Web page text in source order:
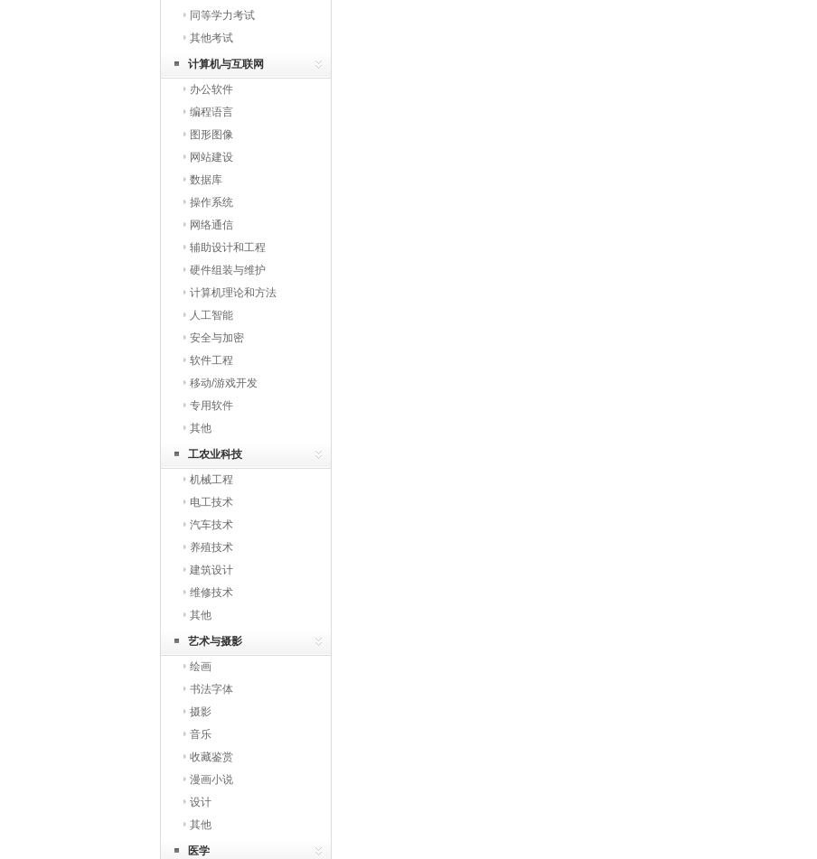
同等学力考试
其他考试
计算机与互联网
办公软件
编程语言
图形图像
网站建设
数据库
操作系统
网络通信
辅助设计和工程
硬件组装与维护
计算机理论和方法
人工智能
安全与加密
软件工程
移动/游戏开发
专用软件
其他
工农业科技
机械工程
电工技术
汽车技术
养殖技术
建筑设计
维修技术
其他
艺术与摄影
绘画
书法字体
摄影
音乐
收藏鉴赏
漫画小说
设计
其他
医学